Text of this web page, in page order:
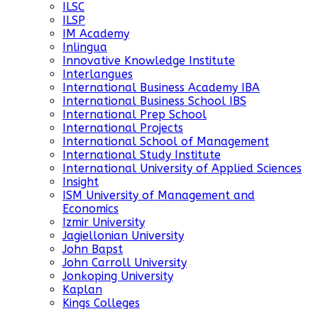
ILSC
ILSP
IM Academy
Inlingua
Innovative Knowledge Institute
Interlangues
International Business Academy IBA
International Business School IBS
International Prep School
International Projects
International School of Management
International Study Institute
International University of Applied Sciences
Insight
ISM University of Management and
Economics
Izmir University
Jagiellonian University
John Bapst
John Carroll University
Jonkoping University
Kaplan
Kings Colleges